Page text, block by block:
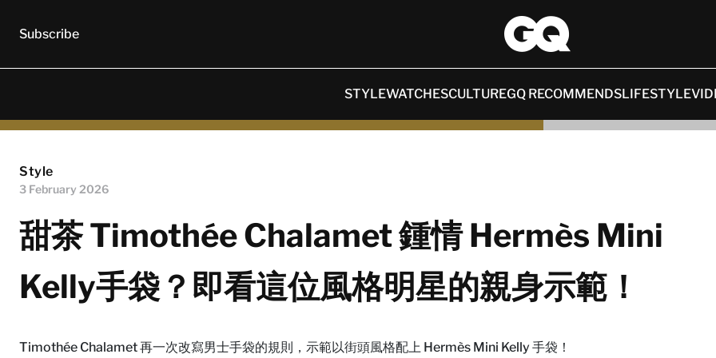
Subscribe
STYLEWATCHESCULTUREGQ RECOMMENDSLIFESTYLE
Style
3 February 2026
甜茶 Timothée Chalamet 鍾情 Hermès Mini
Kelly手袋？即看這位風格明星的親身示範！
Timothée Chalamet 再一次改寫男士手袋的規則，示範以街頭風格配上 Hermès Mini Kelly 手袋！